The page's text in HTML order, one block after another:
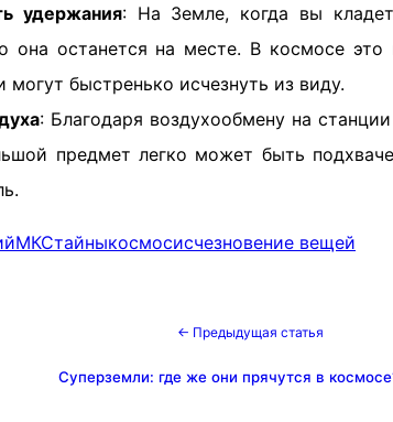
удержания: На Земле, когда вы
она останется на месте. В космосе
могут быстренько исчезнуть из виду.
: Благодаря воздухообмену на
предмет легко может быть
МКСтайныкосмосисчезновение вещей
← Предыдущая статья
Суперземли: где же они прячутся в